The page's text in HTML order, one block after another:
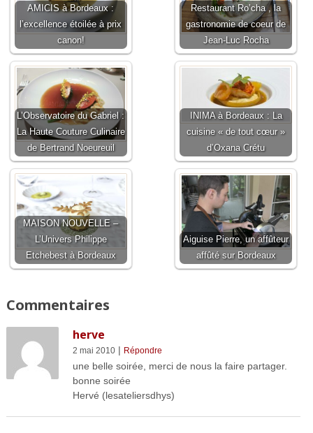
AMICIS à Bordeaux :
l’excellence étoilée à prix
canon!
Restaurant Ro’cha , la
gastronomie de coeur de
Jean-Luc Rocha
L’Observatoire du Gabriel :
La Haute Couture Culinaire
de Bertrand Noeureuil
INIMA à Bordeaux : La
cuisine « de tout cœur »
d’Oxana Crétu
MAISON NOUVELLE –
L’Univers Philippe
Etchebest à Bordeaux
Aiguise Pierre, un affûteur
affûté sur Bordeaux
Commentaires
herve
2 mai 2010| Répondre
une belle soirée, merci de nous la faire partager.
bonne soirée
Hervé (lesateliersdhys)